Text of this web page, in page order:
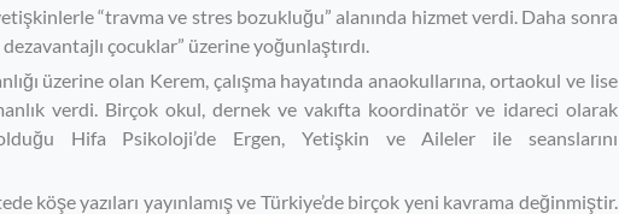
“travma ve stres bozukluğu” alanında hizmet verdi. Daha sonra
çocuklar” üzerine yoğunlaştırdı.
üzerine olan Kerem, çalışma hayatında anaokullarına, ortaokul ve lise
verdi. Birçok okul, dernek ve vakıfta koordinatör ve idareci olarak
Hifa Psikoloji’de Ergen, Yetişkin ve Aileler ile seanslarını
köşe yazıları yayınlamış ve Türkiye’de birçok yeni kavrama değinmiştir.